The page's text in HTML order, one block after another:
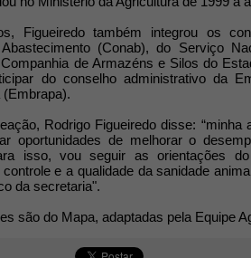
Figueiredo também integrou os
(Conab), do Serviço
de Armazéns e Silos do
do conselho administrativo da
Rodrigo Figueiredo disse: “minha
oportunidades de melhorar o
isso, vou seguir as orientações
e a qualidade da sanidade
da secretaria".
são do Mapa, adaptadas pela Equipe